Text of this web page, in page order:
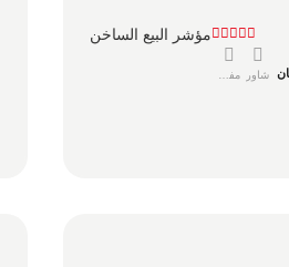
مؤشر البيع الساخن
شاور